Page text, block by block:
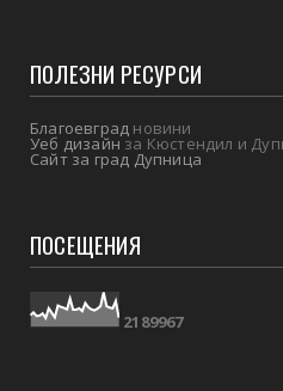
ПОЛЕЗНИ РЕСУРСИ
Благоевград новини
Уеб дизайнза Кюстендил и
Сайт за град Дупница
ПОСЕЩЕНИЯ
21 89967